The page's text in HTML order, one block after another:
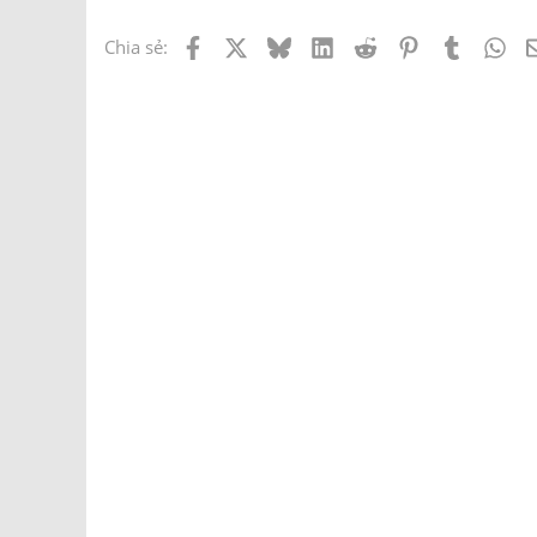
Chia sẻ: Facebook BlueskyLinkedIn
Reddit PinterestTumblr